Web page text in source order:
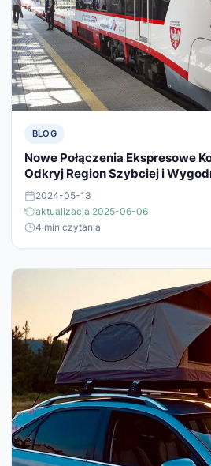
BLOG
Nowe Połączenia Ekspresowe
Odkryj Region Szybciej i
2024-05-13
aktualizacja 2025-06-06
4 min czytania